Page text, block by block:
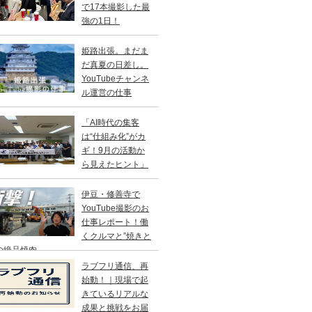
で17本撮影した最
強の1日！
姫路出張。まだま
だ真夏の日差し。
YouTubeチャンネ
ル運営の仕事
「AI時代の集客
は“仕組み化”がカ
ギ！9月の活動か
ら見えたヒント」
伊豆・修善寺で
YouTube撮影のお
仕事レポート！働
くクルマと”焼きと
絶品焼肉
ラブフリ通信、再
始動！｜現場で起
きているリアルな
成果と挑戦をお届